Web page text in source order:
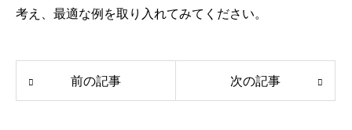
考え、最適な例を取り入れてみてください。
前の記事 次の記事